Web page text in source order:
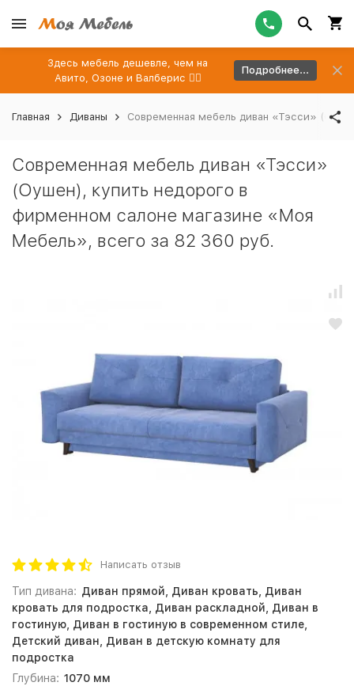
Здесь мебель дешевле, чем на
Авито, Озоне и Валберис 👉🏻
Подробнее...
Главная Диваны Современная мебель диван «Тэсси»
Современная мебель диван «Тэсси»
(Оушен), купить недорого в
фирменном салоне магазине «Моя
Мебель», всего за 82 360 руб.
Написать отзыв
Тип дивана: Диван прямой, Диван кровать, Диван
кровать для подростка, Диван раскладной, Диван в
гостиную, Диван в гостиную в современном стиле,
Детский диван, Диван в детскую комнату для
подростка
Глубина: 1070 мм